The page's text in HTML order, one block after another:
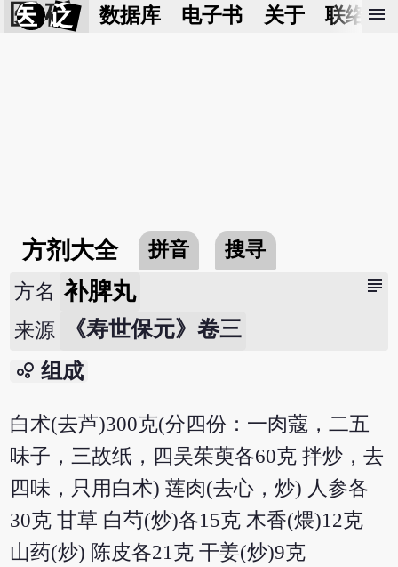
医 砭 数据库 电子书 关于 联络我
menu
方剂大全 拼音 搜寻
subject
方名 补脾丸
来源 《寿世保元》卷三
bubble_chart 组成
白术(去芦)300克(分四份：一肉蔻，二五
味子，三故纸，四吴茱萸各60克 拌炒，去
四味，只用白术) 莲肉(去心，炒) 人参各
30克 甘草 白芍(炒)各15克 木香(煨)12克
山药(炒) 陈皮各21克 干姜(炒)9克